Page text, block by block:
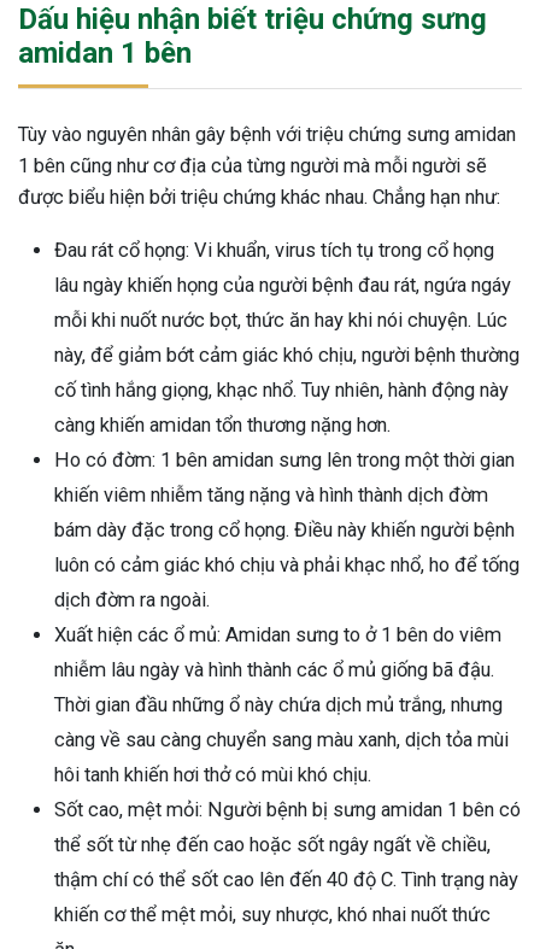
Dấu hiệu nhận biết triệu chứng sưng
amidan 1 bên
Tùy vào nguyên nhân gây bệnh với triệu chứng sưng amidan
1 bên cũng như cơ địa của từng người mà mỗi người sẽ
được biểu hiện bởi triệu chứng khác nhau. Chẳng hạn như:
Đau rát cổ họng: Vi khuẩn, virus tích tụ trong cổ họng
lâu ngày khiến họng của người bệnh đau rát, ngứa ngáy
mỗi khi nuốt nước bọt, thức ăn hay khi nói chuyện. Lúc
này, để giảm bớt cảm giác khó chịu, người bệnh thường
cố tình hắng giọng, khạc nhổ. Tuy nhiên, hành động này
càng khiến amidan tổn thương nặng hơn.
Ho có đờm: 1 bên amidan sưng lên trong một thời gian
khiến viêm nhiễm tăng nặng và hình thành dịch đờm
bám dày đặc trong cổ họng. Điều này khiến người bệnh
luôn có cảm giác khó chịu và phải khạc nhổ, ho để tống
dịch đờm ra ngoài.
Xuất hiện các ổ mủ: Amidan sưng to ở 1 bên do viêm
nhiễm lâu ngày và hình thành các ổ mủ giống bã đậu.
Thời gian đầu những ổ này chứa dịch mủ trắng, nhưng
càng về sau càng chuyển sang màu xanh, dịch tỏa mùi
hôi tanh khiến hơi thở có mùi khó chịu.
Sốt cao, mệt mỏi: Người bệnh bị sưng amidan 1 bên có
thể sốt từ nhẹ đến cao hoặc sốt ngây ngất về chiều,
thậm chí có thể sốt cao lên đến 40 độ C. Tình trạng này
khiến cơ thể mệt mỏi, suy nhược, khó nhai nuốt thức